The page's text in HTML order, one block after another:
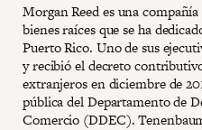
Morgan Reed es una
bienes raíces que se ha
Puerto Rico. Uno de sus
y recibió el decreto
extranjeros en diciembre de
pública del Departamento de
Comercio (DDEC).